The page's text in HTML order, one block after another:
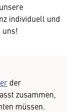
individuell und
uns!
der
zusammen,
müssen.